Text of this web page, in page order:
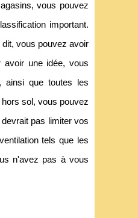
vous pouvez
important.
vous pouvez avoir
avoir une idée, vous
ainsi que toutes les
sol, vous pouvez
pas limiter vos
tels que les
n'avez pas à vous